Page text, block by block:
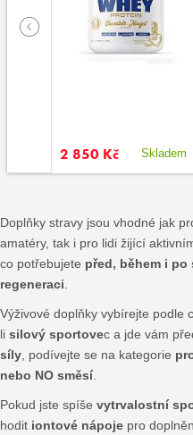
2 850 Kč Skladem
Doplňky stravy jsou vhodné jak
amatéry, tak i pro lidi žijící
co potřebujete před, během i
regeneraci.
Výživové doplňky vybírejte podle
li silový sportovec a jde vám
síly, podívejte se na kategorie
nebo NO směsí.
Pokud jste spíše vytrvalostní
hodit iontové nápoje pro